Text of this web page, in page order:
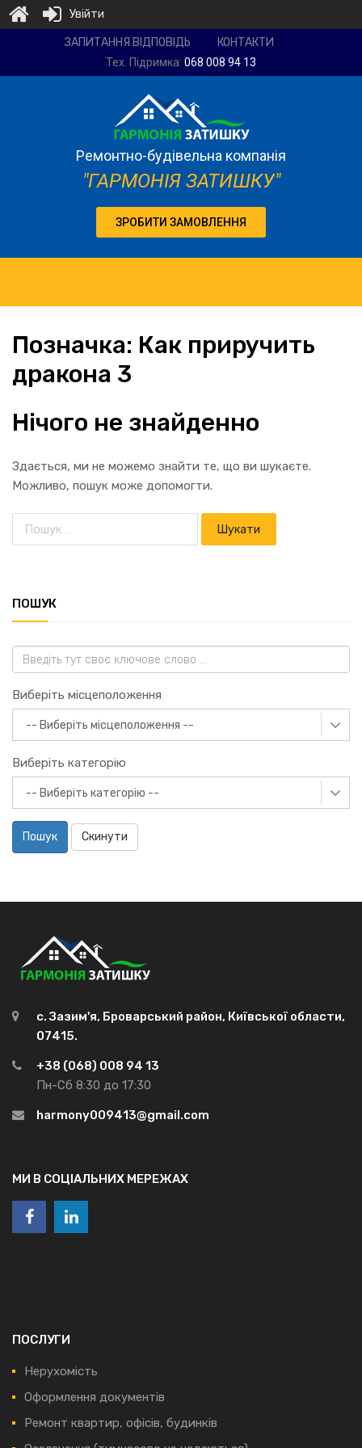
компанія
ЗАПИТАННЯ ВІДПОВІДЬ КОНТАКТИ
Тех. Підримка: 068 008 94 13
Ремонтно-будівельна компанія
"ГАРМОНІЯ ЗАТИШКУ"
ЗРОБИТИ ЗАМОВЛЕННЯ
Позначка: Как приручить
дракона 3
Нічого не знайденно
Здається, ми не можемо знайти те, що ви шукаєте.
Можливо, пошук може допомогти.
ПОШУК
Виберіть місцеположення
Виберіть категорію
Пошук Скинути
с. Зазим'я, Броварський район, Київської области,
07415.
+38 (068) 008 94 13
Пн-Сб 8:30 до 17:30
harmony009413@gmail.com
МИ В СОЦІАЛЬНИХ МЕРЕЖАХ
ПОСЛУГИ
Нерухомість
Оформлення документів
Ремонт квартир, офісів, будинків
Увійти